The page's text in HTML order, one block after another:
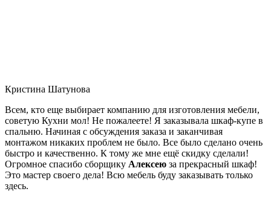
Кристина Шатунова
Всем, кто еще выбирает компанию для изготовления мебели,
советую Кухни мол! Не пожалеете! Я заказывала шкаф-купе в
спальню. Начиная с обсуждения заказа и заканчивая
монтажом никаких проблем не было. Все было сделано очень
быстро и качественно. К тому же мне ещё скидку сделали!
Огромное спасибо сборщику Алексею за прекрасный шкаф!
Это мастер своего дела! Всю мебель буду заказывать только
здесь.